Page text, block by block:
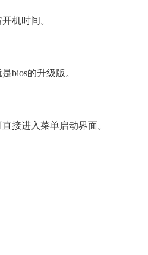
机时间。
bios的升级版。
接进入菜单启动界面。